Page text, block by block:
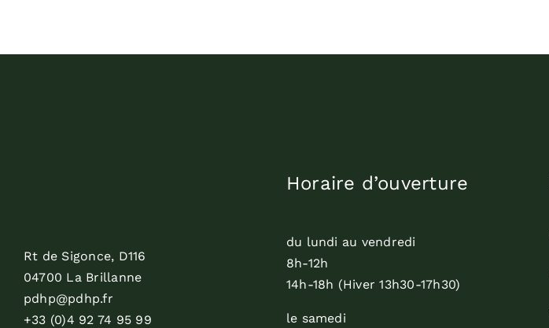
Rt de Sigonce, D116
04700 La Brillanne
pdhp@pdhp.fr
+33 (0)4 92 74 95 99
Horaire d’ouverture
du lundi au vendredi
8h-12h
14h-18h (Hiver 13h30-17h30)
le samedi